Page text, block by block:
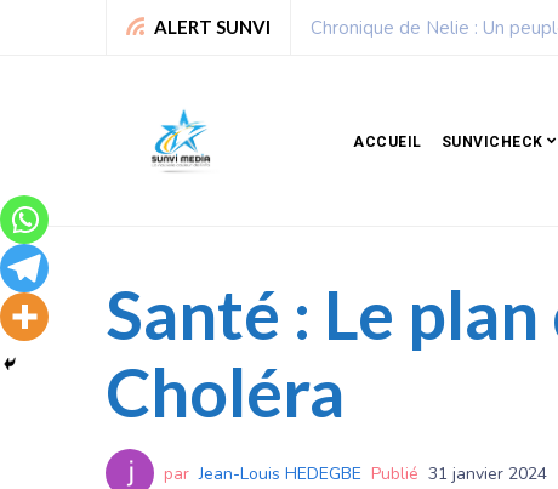
ALERT SUNVI Sport : La Fédération
ACCUEIL SUNVICHECK
Santé : Le
Choléra
par Jean-Louis HEDEGBE Publié 31 janvier 2024